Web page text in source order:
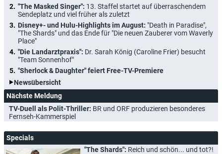
"The Masked Singer": 13. Staffel startet auf überraschendem
Sendeplatz und viel früher als zuletzt
Disney+- und Hulu-Highlights im August: "Death in Paradise",
"The Shards" und das Ende für "Die neuen Zauberer vom Waverly
Place"
"Die Landarztpraxis": Dr. Sarah König (Caroline Frier) besucht
"Team Sonnenhof"
"Sherlock & Daughter" feiert Free-TV-Premiere
Newsübersicht
Nächste Meldung
TV-Duell als Polit-Thriller: BR und ORF produzieren besonderes
Fernseh-Kammerspiel
Specials
"The Shards": Reich und schön... und tot?!